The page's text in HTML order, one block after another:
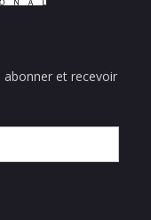
abonner et recevoir